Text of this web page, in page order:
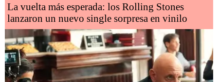
La vuelta más esperada: los Rolling Stones
lanzaron un nuevo single sorpresa en vinilo